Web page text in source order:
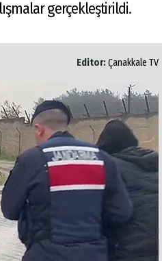
gerçekleştirildi.
Editor:Çanakkale TV